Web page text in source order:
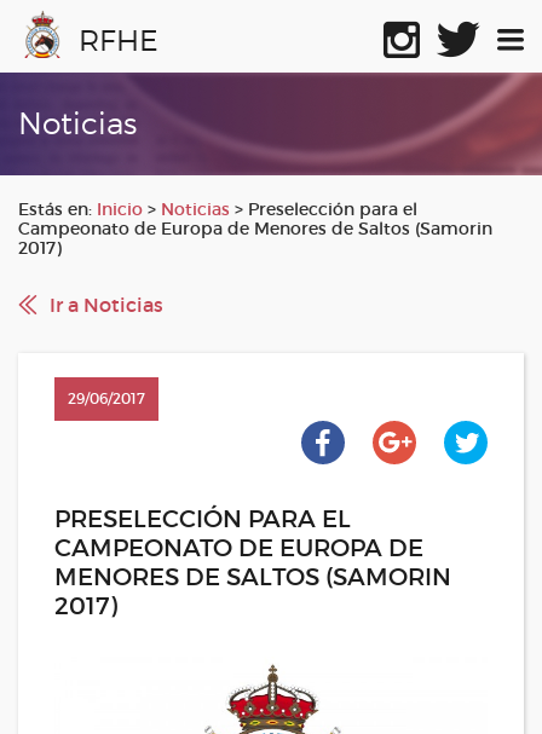
RFHE
Noticias
Estás en: Inicio > Noticias > Preselección para el
Campeonato de Europa de Menores de Saltos (Samorin
2017)
Ir a Noticias
29/06/2017
PRESELECCIÓN PARA EL
CAMPEONATO DE EUROPA DE
MENORES DE SALTOS (SAMORIN
2017)